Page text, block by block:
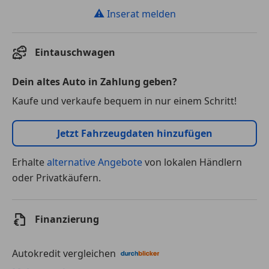
⚠ Inserat melden
Eintauschwagen
Dein altes Auto in Zahlung geben?
Kaufe und verkaufe bequem in nur einem Schritt!
Jetzt Fahrzeugdaten hinzufügen
Erhaltealternative Angebotevon lokalen Händlern
oder Privatkäufern.
Finanzierung
Autokredit vergleichen